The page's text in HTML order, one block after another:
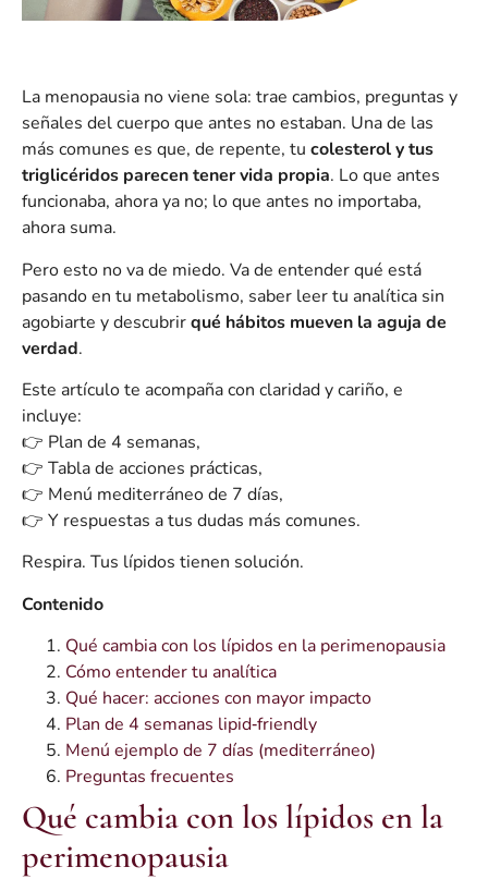
La menopausia no viene sola: trae cambios, preguntas y
señales del cuerpo que antes no estaban. Una de las
más comunes es que, de repente, tu colesterol y tus
triglicéridos parecen tener vida propia. Lo que antes
funcionaba, ahora ya no; lo que antes no importaba,
ahora suma.
Pero esto no va de miedo. Va de entender qué está
pasando en tu metabolismo, saber leer tu analítica sin
agobiarte y descubrirqué hábitos mueven la aguja de
verdad.
Este artículo te acompaña con claridad y cariño, e
incluye:
👉 Plan de 4 semanas,
👉 Tabla de acciones prácticas,
👉 Menú mediterráneo de 7 días,
👉 Y respuestas a tus dudas más comunes.
Respira. Tus lípidos tienen solución.
Contenido
Qué cambia con los lípidos en la perimenopausia
Cómo entender tu analítica
Qué hacer: acciones con mayor impacto
Plan de 4 semanas lipid‑friendly
Menú ejemplo de 7 días (mediterráneo)
Preguntas frecuentes
Qué cambia con los lípidos en la
perimenopausia